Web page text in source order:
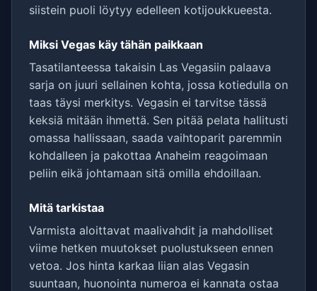
siistein puoli löytyy edelleen kotijoukkueesta.
Miksi Vegas käy tähän paikkaan
Tasatilanteessa takaisin Las Vegasiin palaava
sarja on juuri sellainen kohta, jossa kotiedulla on
taas täysi merkitys. Vegasin ei tarvitse tässä
keksiä mitään ihmettä. Sen pitää pelata hallitusti
omassa hallissaan, saada vaihtoparit paremmin
kohdalleen ja pakottaa Anaheim reagoimaan
peliin eikä johtamaan sitä omilla ehdoillaan.
Mitä tarkistaa
Varmista aloittavat maalivahdit ja mahdolliset
viime hetken muutokset puolustukseen ennen
vetoa. Jos hinta karkaa liian alas Vegasin
suuntaan, huonointa numeroa ei kannata ostaa